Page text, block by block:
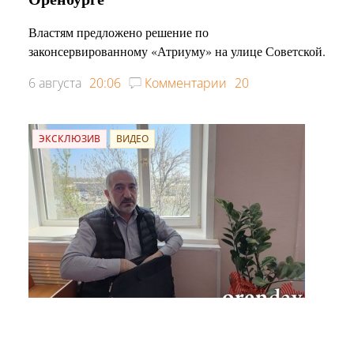
Властям предложено решение по
законсервированному «Атриуму» на улице Советской.
6 августа 20:06 Комментарии 20
ЭКСКЛЮЗИВ ВИДЕО